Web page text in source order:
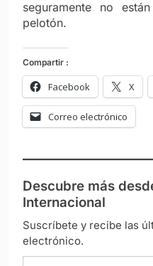
seguramente no
pelotón.
Compartir :
Facebook X
Correo electrónico
Descubre más
Internacional
Suscríbete y recibe las
electrónico.
Escribe tu correo